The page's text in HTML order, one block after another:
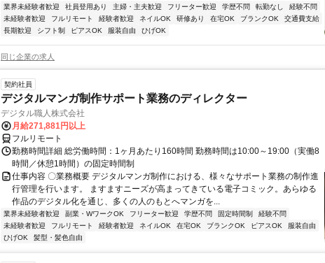
業界未経験者歓迎 社員登用あり 主婦・主夫歓迎 フリーター歓迎 学歴不問 転勤なし
経験不問
未経験者歓迎
フルリモート 経験者歓迎 ネイルOK 研修あり 在宅OK ブランクOK
交通費支給
長期歓迎
シフト制 ピアスOK 服装自由 ひげOK
同じ企業の求人
契約社員
デジタルマンガ制作サポート業務のディレクター
デジタル職人株式会社
月給271,881円以上
フルリモート
勤務時間詳細 総労働時間：1ヶ月あたり160時間 勤務時間は10:00～19:00（実働8
時間／休憩1時間）の固定時間制
仕事内容 〇業務概要 デジタルマンガ制作における、様々なサポート業務の制作進
行管理を行います。 ますますニーズが高まってきている電子コミック。あらゆる
作品のデジタル化を通じ、多くの人のもとへマンガを...
業界未経験者歓迎 副業・WワークOK フリーター歓迎 学歴不問 固定時間制
経験不問
未経験者歓迎
フルリモート 経験者歓迎 ネイルOK 在宅OK ブランクOK ピアスOK
服装自由
ひげOK
髪型・髪色自由